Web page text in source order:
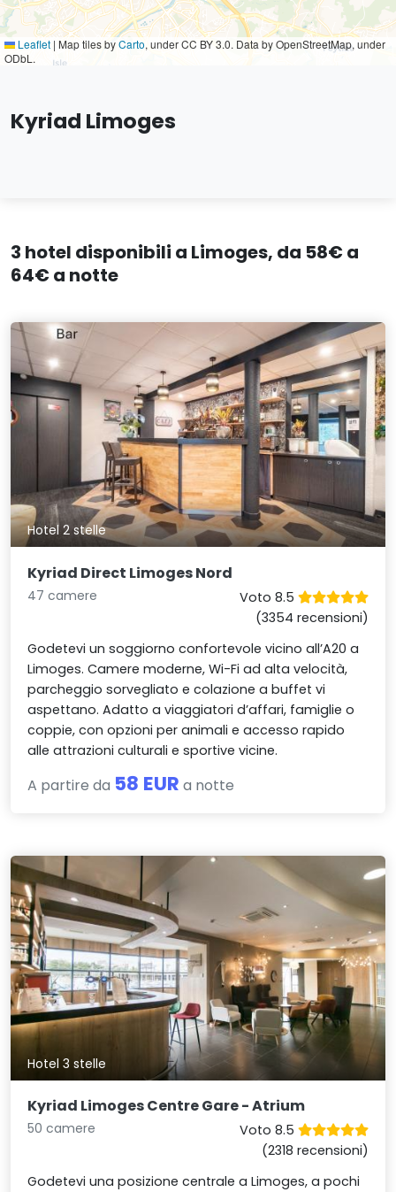
Leaflet | Map tiles byCarto, under CC BY 3.0. Data by OpenStreetMap, under
ODbL.
Kyriad Limoges
3 hotel disponibili a Limoges, da 58€ a
64€ a notte
Hotel 2 stelle
Kyriad Direct Limoges Nord
47 camere
Voto 8.5
(3354 recensioni)
Godetevi un soggiorno confortevole vicino all’A20 a
Limoges. Camere moderne, Wi-Fi ad alta velocità,
parcheggio sorvegliato e colazione a buffet vi
aspettano. Adatto a viaggiatori d’affari, famiglie o
coppie, con opzioni per animali e accesso rapido
alle attrazioni culturali e sportive vicine.
A partire da 58 EUR a notte
Hotel 3 stelle
Kyriad Limoges Centre Gare - Atrium
50 camere
Voto 8.5
(2318 recensioni)
Godetevi una posizione centrale a Limoges, a pochi